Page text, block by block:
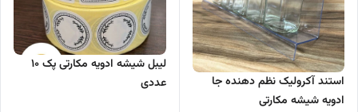
استند آکرولیک نظم دهنده جا
ادویه شیشه مکارتی
لیبل شیشه ادویه مکارتی پک 10
عددی